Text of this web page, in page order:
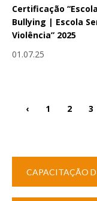
Certificação
Bullying | Escola
Violência” 2025
01.07.25
‹ 1 2 3
CAPACITAÇÃO